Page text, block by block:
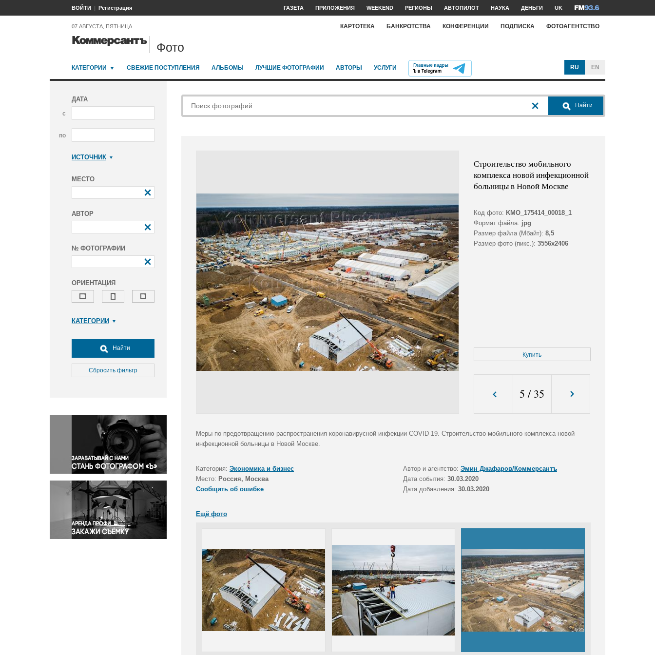
ВОЙТИ Регистрация ГАЗЕТА ПРИЛОЖЕНИЯ WEEKEND РЕГИОНЫ АВТОПИЛОТ НАУКА ДЕНЬГИ UK
07 АВГУСТА, ПЯТНИЦА КАРТОТЕКА БАНКРОТСТВА КОНФЕРЕНЦИИ ПОДПИСКА ФОТОАГЕНТСТВО
Фото
КАТЕГОРИИ СВЕЖИЕ ПОСТУПЛЕНИЯ АЛЬБОМЫ ЛУЧШИЕ ФОТОГРАФИИ АВТОРЫ УСЛУГИ RU EN
ДАТА
с
по
ИСТОЧНИК
МЕСТО
АВТОР
№ ФОТОГРАФИИ
ОРИЕНТАЦИЯ
КАТЕГОРИИ
Досуг, туризм и отдых
Культура
Медицина
Окружающая среда
Политика
Правосудие
Происшествия и конфликты
Религия
Светская жизнь
Спорт
Экология
Экономика и бизнес
Найти
Сбросить фильтр
Найти
Строительство мобильного
комплекса новой инфекционной
больницы в Новой Москве
Код фото: KMO_175414_00018_1
Формат файла: jpg
Размер файла (Мбайт): 8,5
Размер фото (пикс.): 3556x2406
Купить
5 / 35
Меры по предотвращению распространения коронавирусной инфекции COVID-19. Строительство мобильного комплекса новой
инфекционной больницы в Новой Москве.
Категория: Экономика и бизнес Автор и агентство: Эмин Джафаров/Коммерсантъ
Место: Россия, Москва Дата события: 30.03.2020
Сообщить об ошибке
Дата добавления: 30.03.2020
Ещё фото